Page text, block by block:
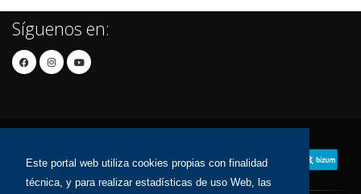
Este portal web utiliza cookies propias con finalidad
técnica, y para realizar estadísticas de uso Web, las
Síguenos en: